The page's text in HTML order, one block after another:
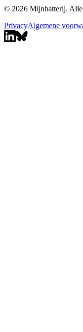
© 2026 Mijnbatterij. Alle
PrivacyAlgemene